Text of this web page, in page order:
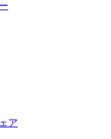
ア